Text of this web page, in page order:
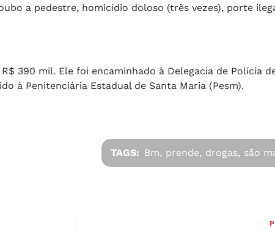
a pedestre, homicídio doloso (três vezes), porte
390 mil. Ele foi encaminhado à Delegacia de Polícia
à Penitenciária Estadual de Santa Maria (Pesm).
TAGS: Bm, prende, drogas, são